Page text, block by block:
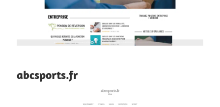
abcsports.fr